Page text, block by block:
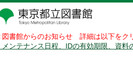
図書館からのお知らせ 詳細は以下をク
メンテナンス日程、IDの有効期限、資料